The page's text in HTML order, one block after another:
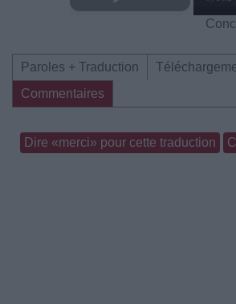
Paroles + Traduction
Commentaires
Dire «merci» pour cette traduction